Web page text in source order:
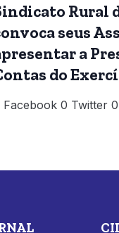
Rural
seus
a
do
Facebook 0 Twitter